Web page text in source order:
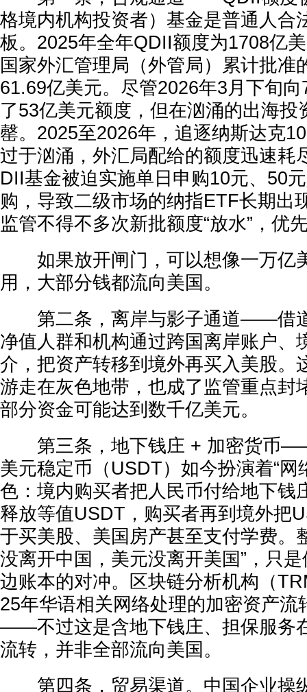
格境内机构投资者）基金是普通人合
板。2025年全年QDII额度为1708亿
国家外汇管理局（外管局）累计批准
61.69亿美元。尽管2026年3月下旬
了53亿美元额度，但在汹涌的出海投
罄。2025至2026年，追逐纳斯达克
过于汹涌，外汇局配给的额度迅速耗
DII基金被迫实施单日申购10元、50
购，导致二级市场的纳指ETF长期出
监管不得不多次新批额度“放水”，优
如果放开闸门，可以想像一万亿
用，大部分钱都流向美国。
第二条，离岸与影子通道——借道
净值人群和机构通过跨国离岸账户、
介，把资产转移到境外再买入美股。
游走在灰色地带，也成了监管重点封
部分资金可能达到数千亿美元。
第三条，地下钱庄 + 加密货币
美元稳定币（USDT）如今扮演着“网
色：境内购买者把人民币付给地下钱
释放等值USDT，购买者再到境外把
于买美股、美国房产甚至支付学费。
没离开中国，美元没离开美国”，只
边账本的对冲。区块链分析机构（
25年华语相关网络处理的加密资产流
——不过这是含地下钱庄、担保服务
流转，并非全部流向美国。
第四条，贸易渠道。中国企业操